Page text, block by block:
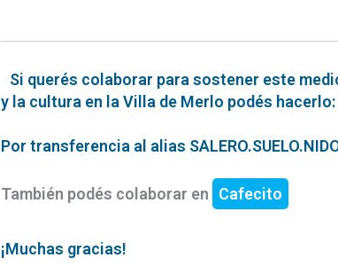
Si querés colaborar para sostener este
y la cultura en la Villa de Merlo podés hacerlo:
Por transferencia al alias
También podés colaborar en Cafecito
¡Muchas gracias!